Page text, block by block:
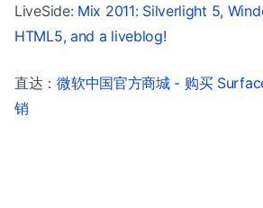
LiveSide: Mix 2011: Silverlight 5,
HTML5, and a liveblog!
直达：微软中国官方商城 - 购买
销